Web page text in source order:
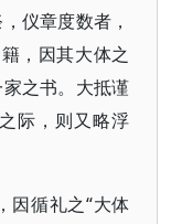
仪章度数者，
，因其大体之
之书。大抵谨
际，则又略浮
因循礼之“大体